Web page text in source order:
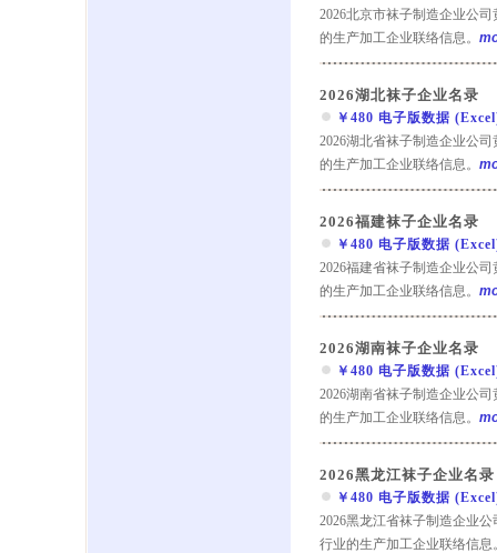
2026北京市袜子制造企业公
的生产加工企业联络信息。
2026湖北袜子企业名录
￥480 电子版数据
2026湖北省袜子制造企业公
的生产加工企业联络信息。
2026福建袜子企业名录
￥480 电子版数据
2026福建省袜子制造企业公
的生产加工企业联络信息。
2026湖南袜子企业名录
￥480 电子版数据
2026湖南省袜子制造企业公
的生产加工企业联络信息。
2026黑龙江袜子企业名录
￥480 电子版数据
2026黑龙江省袜子制造企业
行业的生产加工企业联络信息